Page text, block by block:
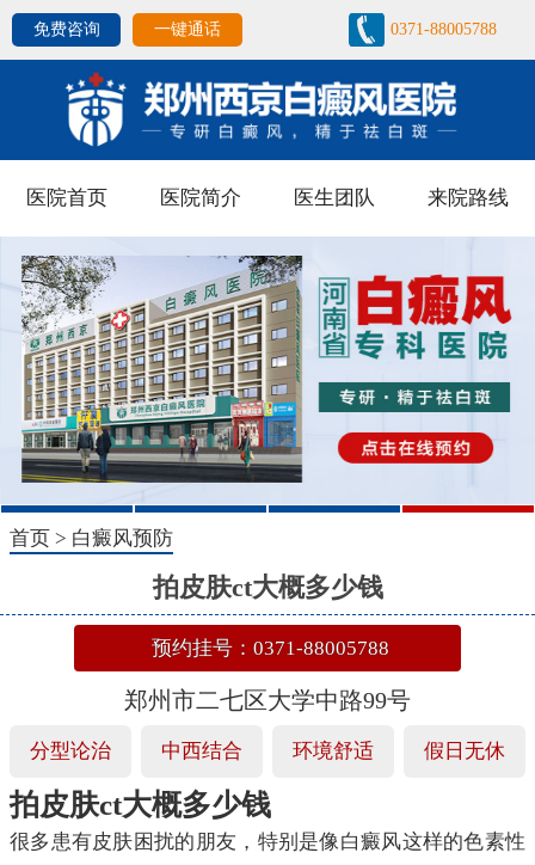
免费咨询 一键通话 0371-88005788
医院首页 医院简介 医生团队 来院路线
1 2 3 4
首页 > 白癜风预防
拍皮肤ct大概多少钱
预约挂号：0371-88005788
郑州市二七区大学中路99号
分型论治 中西结合 环境舒适 假日无休
拍皮肤ct大概多少钱
很多患有皮肤困扰的朋友，特别是像白癜风这样的色素性